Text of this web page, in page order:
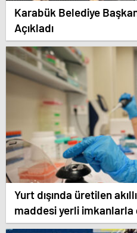
Karabük Belediye
Açıkladı
Yurt dışında üretilen
maddesi yerli imkanlarla
Haberleri